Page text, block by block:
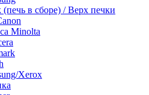
(печь в сборе) / Верх печки
Minolta
Xerox